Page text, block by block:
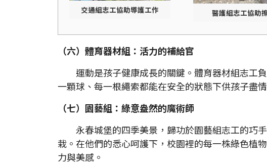
交通組志工協助導護工作 醫護組志工協助
（六）體育器材組：活力的補給官
運動是孩子健康成長的關鍵。體育器材組志工
一顆球、每一根繩索都能在安全的狀態下供孩子盡
（七）園藝組：綠意盎然的魔術師
永春城堡的四季美景，歸功於園藝組志工的巧
栽。在他們的悉心呵護下，校園裡的每一株綠色植
力與美感。